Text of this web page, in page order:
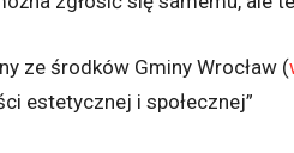
ze środków Gminy Wrocław (
estetycznej i społecznej”